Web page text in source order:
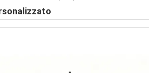
riservatezza